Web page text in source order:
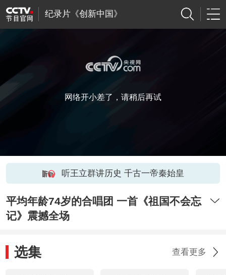
纪录片《创新中国》
网络开小差了，请稍后再试
听王立群讲历史 千古一帝秦始皇
平均年龄74岁的合唱团 一首《祖国不会忘
记》震撼全场
选集 查看更多